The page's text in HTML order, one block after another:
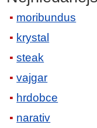
moribundus
krystal
steak
vajgar
hrdobce
narativ